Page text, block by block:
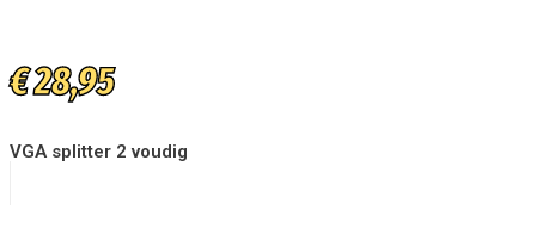
€28,95
VGA splitter 2 voudig